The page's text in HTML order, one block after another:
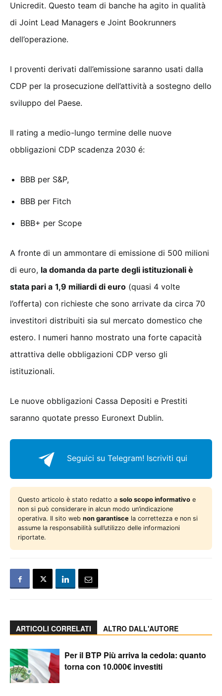
Unicredit. Questo team di banche ha agito in qualità
di Joint Lead Managers e Joint Bookrunners
dell’operazione.
I proventi derivati dall’emissione saranno usati dalla
CDP per la prosecuzione dell’attività a sostegno dello
sviluppo del Paese.
Il rating a medio-lungo termine delle nuove
obbligazioni CDP scadenza 2030 é:
BBB per S&P,
BBB per Fitch
BBB+ per Scope
A fronte di un ammontare di emissione di 500 milioni
di euro, la domanda da parte degli istituzionali è
stata pari a 1,9 miliardi di euro (quasi 4 volte
l’offerta) con richieste che sono arrivate da circa 70
investitori distribuiti sia sul mercato domestico che
estero. I numeri hanno mostrato una forte capacità
attrattiva delle obbligazioni CDP verso gli
istituzionali.
Le nuove obbligazioni Cassa Depositi e Prestiti
saranno quotate presso Euronext Dublin.
Seguici su Telegram! Iscriviti qui
Questo articolo è stato redatto a solo scopo informativo e
non si può considerare in alcun modo un’indicazione
operativa. Il sito web non garantisce la correttezza e non si
assume la responsabilità sull’utilizzo delle informazioni
riportate.
ARTICOLI CORRELATI ALTRO DALL'AUTORE
Per il BTP Più arriva la cedola: quanto
torna con 10.000€ investiti